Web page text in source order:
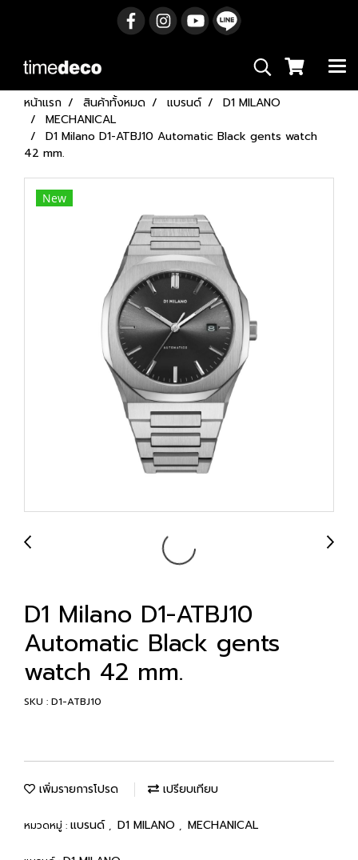
หน้าแรก สินค้าทั้งหมด แบรนด์
D1 MILANO
MECHANICAL
D1 Milano D1-ATBJ10 Automatic Black gents watch
42 mm.
New
D1 Milano D1-ATBJ10
Automatic Black gents
watch 42 mm.
SKU : D1-ATBJ10
เพิ่มรายการโปรด เปรียบเทียบ
หมวดหมู่ : แบรนด์ , D1 MILANO , MECHANICAL